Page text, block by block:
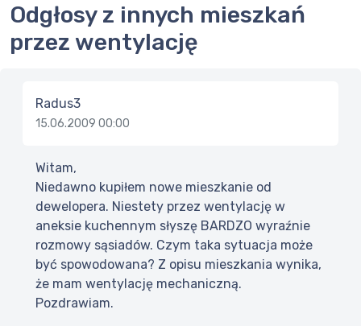
odgłosy z innych mieszkań
przez wentylację
Radus3
15.06.2009 00:00
Witam,
Niedawno kupiłem nowe mieszkanie od
dewelopera. Niestety przez wentylację w
aneksie kuchennym słyszę BARDZO wyraźnie
rozmowy sąsiadów. Czym taka sytuacja może
być spowodowana? Z opisu mieszkania wynika,
że mam wentylację mechaniczną.
Pozdrawiam.